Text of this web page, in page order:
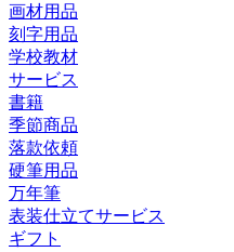
画材用品
刻字用品
学校教材
サービス
書籍
季節商品
落款依頼
硬筆用品
万年筆
表装仕立てサービス
ギフト